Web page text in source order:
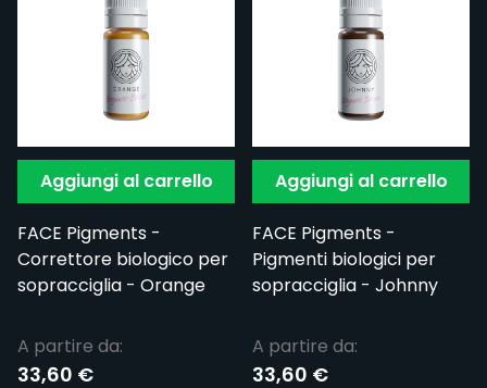
Aggiungi al carrello
FACE Pigments -
Correttore biologico per
sopracciglia - Orange
A partire da:
33,60 €
Aggiungi al carrello
FACE Pigments -
Pigmenti biologici per
sopracciglia - Johnny
A partire da:
33,60 €